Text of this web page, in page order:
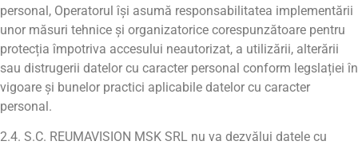
personal, Operatorul își asumă responsabilitatea implementării
unor măsuri tehnice și organizatorice corespunzătoare pentru
protecția împotriva accesului neautorizat, a utilizării, alterării
sau distrugerii datelor cu caracter personal conform legslației în
vigoare și bunelor practici aplicabile datelor cu caracter
personal.
2.4. S.C. REUMAVISION MSK SRL nu va dezvălui datele cu